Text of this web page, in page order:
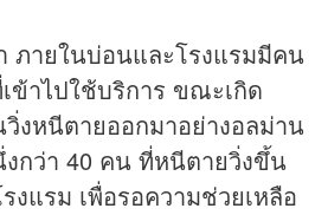
ภายในบ่อนและโรงแรมมีคน
ข้าไปใช้บริการ ขณะเกิด
วิ่งหนีตายออกมาอย่างอลม่าน
กว่า 40 คน ที่หนีตายวิ่งขึ้น
แรม เพื่อรอความช่วยเหลือ